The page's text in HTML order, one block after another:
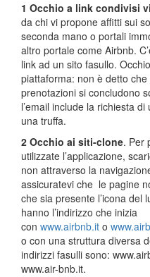
1 Occhio a link condivisi
da chi vi propone affitti sui
seconda mano o portali
altro portale come Airbnb.
link ad un sito fasullo.
piattaforma: non è detto
prenotazioni si concludono
l’email include la richiesta
una truffa.
2 Occhio ai siti-clone. Per
utilizzate l’applicazione,
non attraverso la
assicuratevi che le pagine
che sia presente l’icona del
hanno l’indirizzo che inizia
con www.airbnb.it o
o con una struttura diversa
indirizzi fasulli sono:
www.air-bnb.it.